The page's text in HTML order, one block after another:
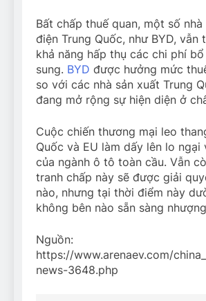
Bất chấp thuế quan, một số
điện Trung Quốc, như BYD, vẫn
khả năng hấp thụ các chi phí bổ
sung. BYD được hưởng mức
so với các nhà sản xuất Trung
đang mở rộng sự hiện diện ở
Cuộc chiến thương mại leo
Quốc và EU làm dấy lên lo ngại
của ngành ô tô toàn cầu. Vẫn
tranh chấp này sẽ được giải
nào, nhưng tại thời điểm này
không bên nào sẵn sàng
Nguồn:
https://www.arenaev.com/
news-3648.php